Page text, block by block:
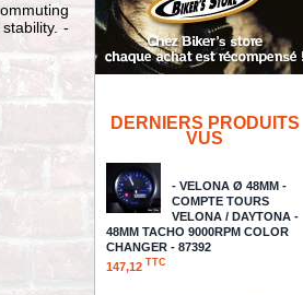
-
DERNIERS PRODUITS
VUS
- VELONA Ø 48MM -
COMPTE TOURS
VELONA / DAYTONA -
48MM TACHO 9000RPM COLOR
CHANGER - 87392
147,12 TTC